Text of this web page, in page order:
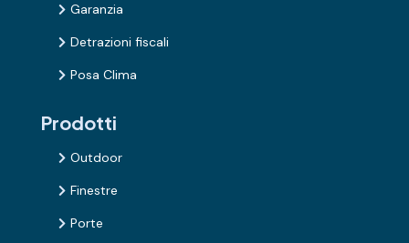
 Garanzia
 Detrazioni fiscali
 Posa Clima
Prodotti
 Outdoor
 Finestre
 Porte